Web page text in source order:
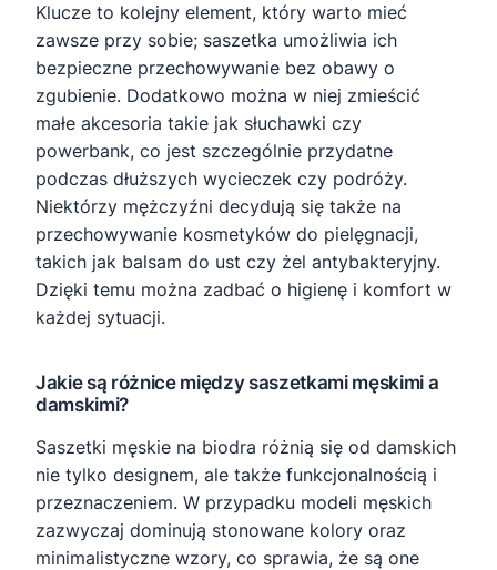
Klucze to kolejny element, który warto mieć
zawsze przy sobie; saszetka umożliwia ich
bezpieczne przechowywanie bez obawy o
zgubienie. Dodatkowo można w niej zmieścić
małe akcesoria takie jak słuchawki czy
powerbank, co jest szczególnie przydatne
podczas dłuższych wycieczek czy podróży.
Niektórzy mężczyźni decydują się także na
przechowywanie kosmetyków do pielęgnacji,
takich jak balsam do ust czy żel antybakteryjny.
Dzięki temu można zadbać o higienę i komfort w
każdej sytuacji.
Jakie są różnice między saszetkami męskimi a
damskimi?
Saszetki męskie na biodra różnią się od damskich
nie tylko designem, ale także funkcjonalnością i
przeznaczeniem. W przypadku modeli męskich
zazwyczaj dominują stonowane kolory oraz
minimalistyczne wzory, co sprawia, że są one